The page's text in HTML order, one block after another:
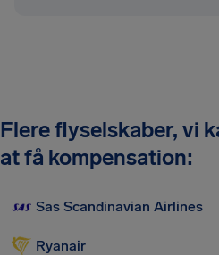
Flere flyselskaber, vi
at få kompensation:
Sas Scandinavian Airlines
Ryanair